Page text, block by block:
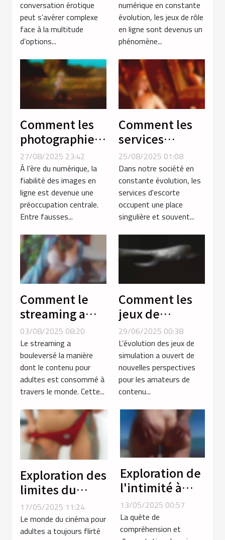
érotique
adapté à vos
besoins ?
conversation érotique
peut s’avérer complexe
face à la multitude
d’options...
compétences
stratégiques ?
numérique en constante
évolution, les jeux de rôle
en ligne sont devenus un
phénomène...
Comment les
photographies
certifiées
renforcent la
confiance en
ligne ?
27/08/2025 23:42
À l’ère du numérique, la
fiabilité des images en
ligne est devenue une
préoccupation centrale.
Entre fausses...
Comment les
services
d'escorte
influencent-ils
les normes
sociales ?
25/08/2025 01:08
Dans notre société en
constante évolution, les
services d'escorte
occupent une place
singulière et souvent...
Comment le
streaming a
transformé la
consommation
de contenu
pour adultes ?
03/08/2025 08:20
Le streaming a
bouleversé la manière
dont le contenu pour
adultes est consommé à
travers le monde. Cette...
Comment les
jeux de
simulation
améliorent
l'expérience
des amateurs
de contenu
29/06/2025 00:38
L’évolution des jeux de
simulation a ouvert de
nouvelles perspectives
pour les amateurs de
contenu...
Exploration des
limites du
porno extrême
avec des
thèmes non
17/05/2025 11:24
Le monde du cinéma pour
adultes a toujours flirté
Exploration de
l'intimité à
travers les
services
téléphoniques
13/05/2025 00:57
La quête de
compréhension et